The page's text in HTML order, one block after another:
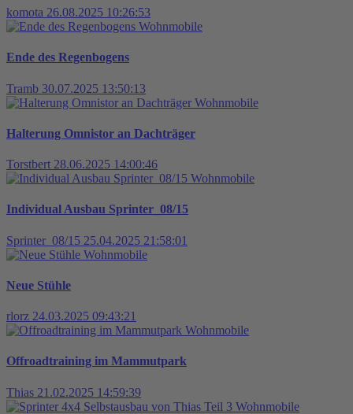
komota 26.08.2025 10:26:53
Wohnmobile
Ende des Regenbogens
Tramb 30.07.2025 13:50:13
Wohnmobile
Halterung Omnistor an Dachträger
Torstbert 28.06.2025 14:00:46
Wohnmobile
Individual Ausbau Sprinter_08/15
Sprinter_08/15 25.04.2025 21:58:01
Wohnmobile
Neue Stühle
rlorz 24.03.2025 09:43:21
Wohnmobile
Offroadtraining im Mammutpark
Thias 21.02.2025 14:59:39
Wohnmobile